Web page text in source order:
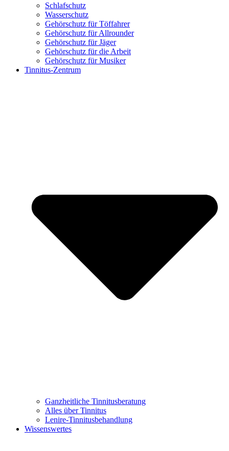
Schlafschutz
Wasserschutz
Gehörschutz für Töffahrer
Gehörschutz für Allrounder
Gehörschutz für Jäger
Gehörschutz für die Arbeit
Gehörschutz für Musiker
Tinnitus-Zentrum
Ganzheitliche Tinnitusberatung
Alles über Tinnitus
Lenire-Tinnitusbehandlung
Wissenswertes